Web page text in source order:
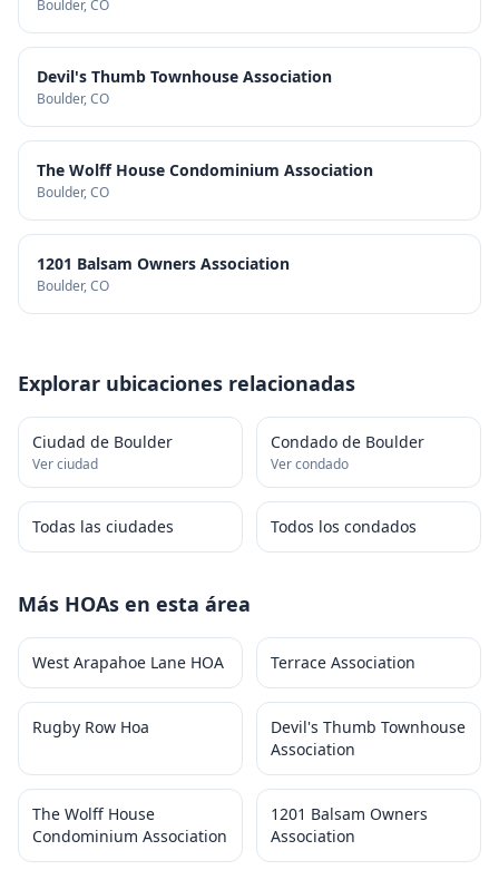
Boulder, CO
Devil's Thumb Townhouse Association
Boulder, CO
The Wolff House Condominium Association
Boulder, CO
1201 Balsam Owners Association
Boulder, CO
Explorar ubicaciones relacionadas
Ciudad de Boulder
Ver ciudad
Condado de Boulder
Ver condado
Todas las ciudades Todos los condados
Más HOAs en esta área
West Arapahoe Lane HOA Terrace Association
Rugby Row Hoa
Devil's Thumb Townhouse
Association
The Wolff House
Condominium Association
1201 Balsam Owners
Association